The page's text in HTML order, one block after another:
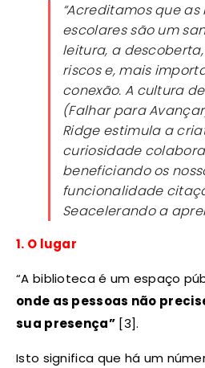
“Acreditamos que
escolares são um
leitura, a
riscos e, mais
conexão. A cultura de
(Falhar para
Ridge estimula a
curiosidade
beneficiando os
funcionalidade
Seacelerando a
1. O lugar
“A biblioteca é um espaço
onde as pessoas não
sua presença”[3].
Isto significa que há um